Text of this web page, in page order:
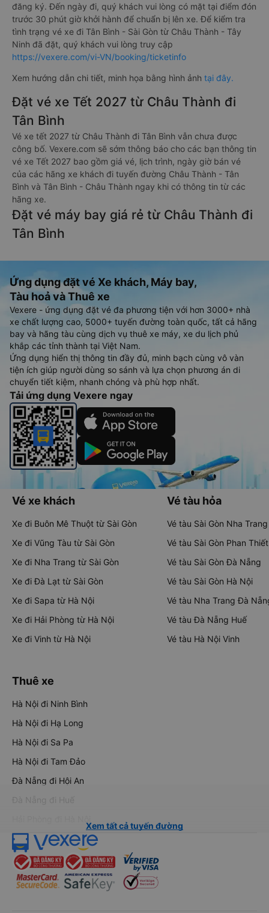
đăng ký. Đến ngày đi, quý khách vui lòng có mặt tại điểm đón
trước 30 phút giờ khởi hành để chuẩn bị lên xe. Để kiểm tra
tình trạng vé xe đi Tân Bình - Sài Gòn từ Châu Thành - Tây
Ninh đã đặt, quý khách vui lòng truy cập
https://vexere.com/vi-VN/booking/ticketinfo
Xem hướng dẫn chi tiết, minh họa bằng hình ảnh tại đây.
Đặt vé xe Tết 2027 từ Châu Thành đi
Tân Bình
Vé xe tết 2027 từ Châu Thành đi Tân Bình vẫn chưa được
công bố. Vexere.com sẽ sớm thông báo cho các bạn thông tin
vé xe Tết 2027 bao gồm giá vé, lịch trình, ngày giờ bán vé
của các hãng xe khách đi tuyến đường Châu Thành - Tân
Bình và Tân Bình - Châu Thành ngay khi có thông tin từ các
hãng xe.
Đặt vé máy bay giá rẻ từ Châu Thành đi
Tân Bình
Ứng dụng đặt vé Xe khách, Máy bay,
Tàu hoả và Thuê xe
Vexere - ứng dụng đặt vé đa phương tiện với hơn 3000+ nhà
xe chất lượng cao, 5000+ tuyến đường toàn quốc, tất cả hãng
bay và hãng tàu cùng dịch vụ thuê xe máy, xe du lịch phủ
khắp các tỉnh thành tại Việt Nam.
Ứng dụng hiển thị thông tin đầy đủ, minh bạch cùng vô vàn
tiện ích giúp người dùng so sánh và lựa chọn phương án di
chuyển tiết kiệm, nhanh chóng và phù hợp nhất.
Tải ứng dụng Vexere ngay
Vé xe khách
Xe đi Buôn Mê Thuột từ Sài Gòn
Xe đi Vũng Tàu từ Sài Gòn
Xe đi Nha Trang từ Sài Gòn
Xe đi Đà Lạt từ Sài Gòn
Xe đi Sapa từ Hà Nội
Xe đi Hải Phòng từ Hà Nội
Xe đi Vinh từ Hà Nội
Vé tàu hỏa
Vé tàu Sài Gòn Nha Trang
Vé tàu Sài Gòn Phan Thiết
Vé tàu Sài Gòn Đà Nẵng
Vé tàu Sài Gòn Hà Nội
Vé tàu Nha Trang Đà
Vé tàu Đà Nẵng Huế
Vé tàu Hà Nội Vinh
Thuê xe
Hà Nội đi Ninh Bình
Hà Nội đi Hạ Long
Hà Nội đi Sa Pa
Hà Nội đi Tam Đảo
Đà Nẵng đi Hội An
Đà Nẵng đi Huế
Xem tất cả tuyến đường